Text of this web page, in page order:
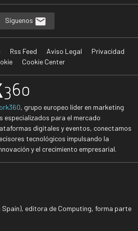
Síguenos
Rss Feed Aviso Legal
Privacidad
Cookie Center
, grupo europeo líder en marketing
especializados para el mercado
digitales y eventos, conectamos
tecnológicos impulsando la
y el crecimiento empresarial.
Spain), editora de Computing, forma parte